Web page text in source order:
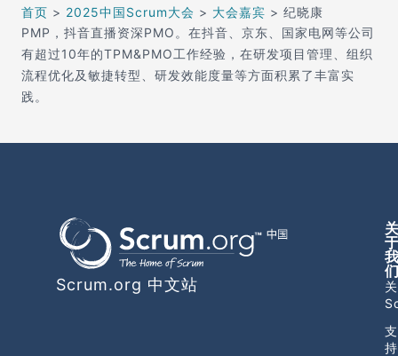
首页 > 2025中国Scrum大会 > 大会嘉宾 > 纪晓康
PMP，抖音直播资深PMO。在抖音、京东、国家电网等公司
有超过10年的TPM&PMO工作经验，在研发项目管理、组织
流程优化及敏捷转型、研发效能度量等方面积累了丰富实
践。
Scrum.org 中文站
支
持